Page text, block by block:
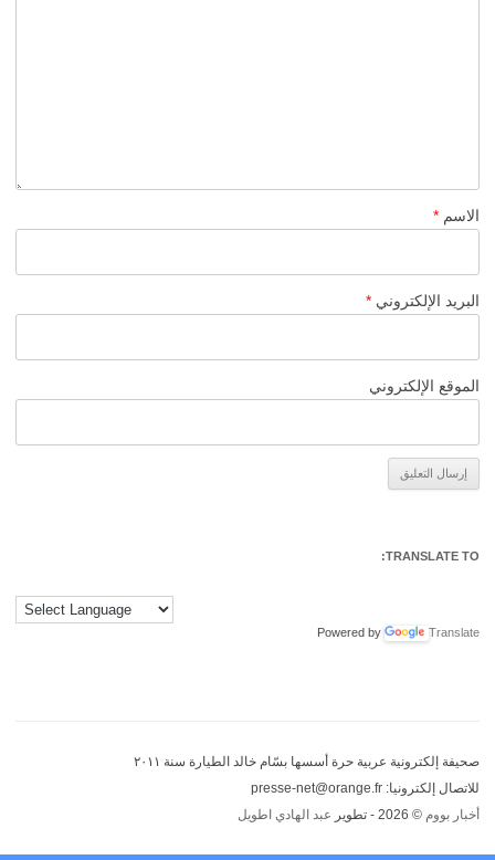
الاسم *
البريد الإلكتروني *
الموقع الإلكتروني
TRANSLATE TO:
Powered by Translate
صحيفة إلكترونية عربية حرة أسسها بسّام خالد الطيارة سنة ٢٠١١
للاتصال إلكترونيا: presse-net@orange.fr
أخبار بووم © 2026 - تطوير عبد الهادي اطويل